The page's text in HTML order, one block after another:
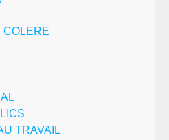
COLERE
TRAVAIL